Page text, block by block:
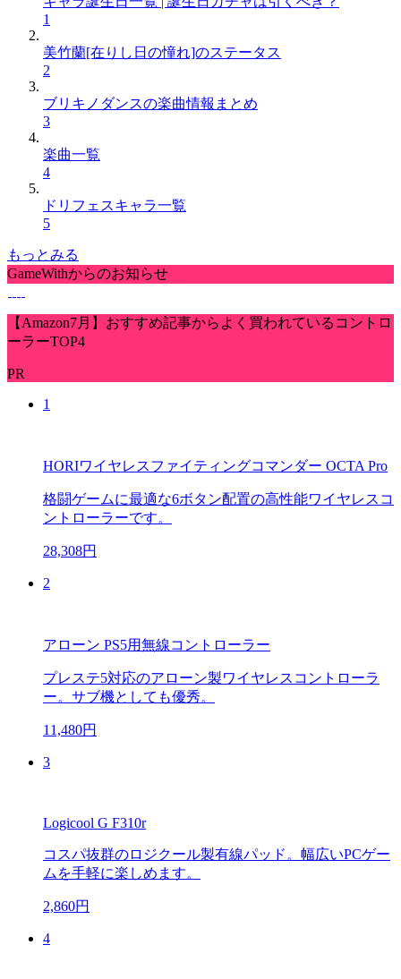
1
美竹蘭[在りし日の憧れ]のステータス
2
ブリキノダンスの楽曲情報まとめ
3
楽曲一覧
4
ドリフェスキャラ一覧
5
もっとみる
GameWithからのお知らせ
【Amazon7月】おすすめ記事からよく買われているコントロ
ーラーTOP4
PR
1
HORIワイヤレスファイティングコマンダー OCTA Pro
格闘ゲームに最適な6ボタン配置の高性能ワイヤレスコ
ントローラーです。
28,308円
2
アローン PS5用無線コントローラー
プレステ5対応のアローン製ワイヤレスコントローラ
ー。サブ機としても優秀。
11,480円
3
Logicool G F310r
コスパ抜群のロジクール製有線パッド。幅広いPCゲー
ムを手軽に楽しめます。
2,860円
4